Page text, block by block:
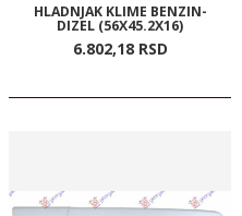
HLADNJAK KLIME BENZIN-
DIZEL (56X45.2X16)
6.802,18 RSD